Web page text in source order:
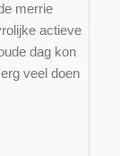
merrie
actieve
dag kon
veel doen